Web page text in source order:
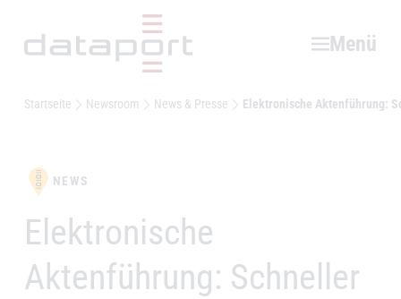
Menü
Startseite Newsroom News & Presse Elektronische Aktenführung:
NEWS
–
Elektronische
Aktenführung: Schneller